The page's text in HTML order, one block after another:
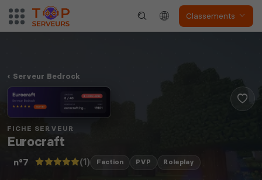
Classements
Serveur Bedrock
FICHE SERVEUR
Eurocraft
n°7 (1) Faction PVP Roleplay